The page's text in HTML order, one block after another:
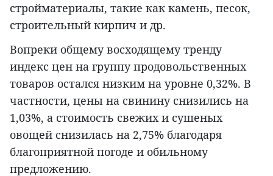
стройматериалы, такие как камень, песок,
строительный кирпич и др.
Вопреки общему восходящему тренду
индекс цен на группу продовольственных
товаров остался низким на уровне 0,32%. В
частности, цены на свинину снизились на
1,03%, а стоимость свежих и сушеных
овощей снизилась на 2,75% благодаря
благоприятной погоде и обильному
предложению.